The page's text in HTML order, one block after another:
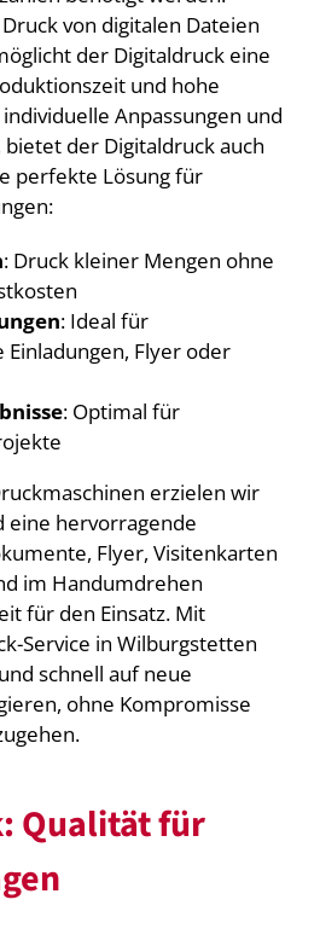
von digitalen Dateien
der Digitaldruck eine
und hohe
Anpassungen und
der Digitaldruck auch
perfekte Lösung für
: Druck kleiner Mengen ohne
: Ideal für
Flyer oder
: Optimal für
erzielen wir
eine hervorragende
Flyer, Visitenkarten
im Handumdrehen
für den Einsatz. Mit
Service in Wilburgstetten
schnell auf neue
ohne Kompromisse
Qualität für